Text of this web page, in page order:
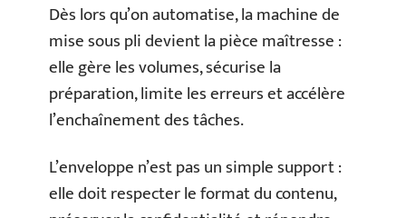
Dès lors qu’on automatise, la machine de
mise sous pli devient la pièce maîtresse :
elle gère les volumes, sécurise la
préparation, limite les erreurs et accélère
l’enchaînement des tâches.
L’enveloppe n’est pas un simple support :
elle doit respecter le format du contenu,